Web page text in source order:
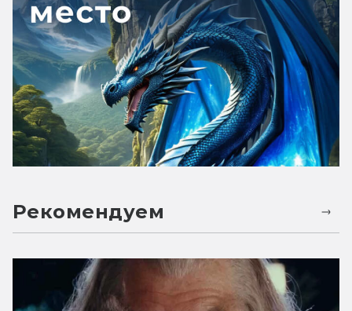
Рекомендуем